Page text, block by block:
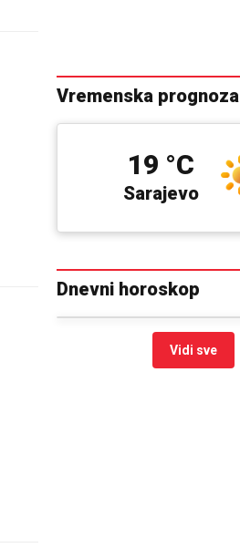
Vremenska prognoza
Sarajevo
19 °C
Dnevni horoskop
Vidi sve